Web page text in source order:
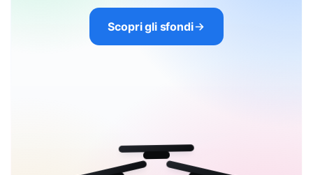
Scopri gli sfondi